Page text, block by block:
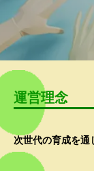
運営理念
次世代の育成を通